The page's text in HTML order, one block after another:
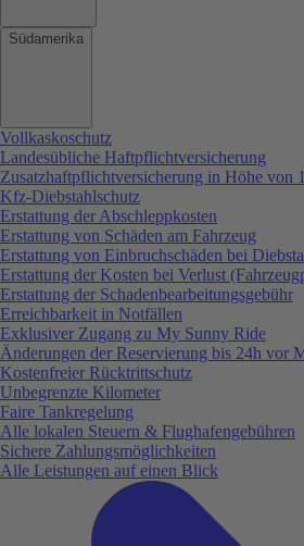
Südamerika
Vollkaskoschutz
Landesübliche Haftpflichtversicherung
Zusatzhaftpflichtversicherung in Höhe von
Kfz-Diebstahlschutz
Erstattung der Abschleppkosten
Erstattung von Schäden am Fahrzeug
Erstattung von Einbruchschäden bei
Erstattung der Kosten bei Verlust
Erstattung der Schadenbearbeitungsgebühr
Erreichbarkeit in Notfällen
Exklusiver Zugang zu My Sunny Ride
Änderungen der Reservierung bis 24h vor
Kostenfreier Rücktrittschutz
Unbegrenzte Kilometer
Faire Tankregelung
Alle lokalen Steuern & Flughafengebühren
Sichere Zahlungsmöglichkeiten
Alle Leistungen auf einen Blick